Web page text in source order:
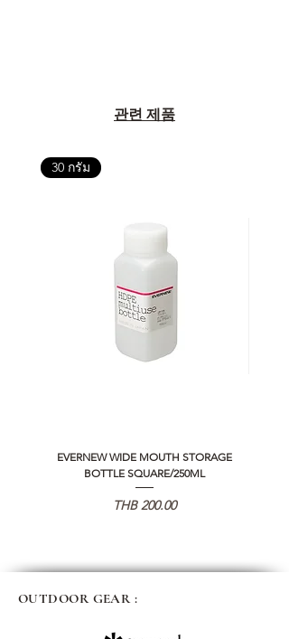
관련 제품
30 กรัม
EVERNEW WIDE MOUTH STORAGE
BOTTLE SQUARE/250ML
가격
THB 200.00
OUTDOOR GEAR :